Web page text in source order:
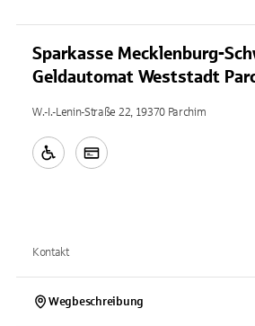
Sparkasse Mecklenburg-
Geldautomat Weststadt
W.-I.-Lenin-Straße 22, 19370 Parchim
Kontakt
Wegbeschreibung